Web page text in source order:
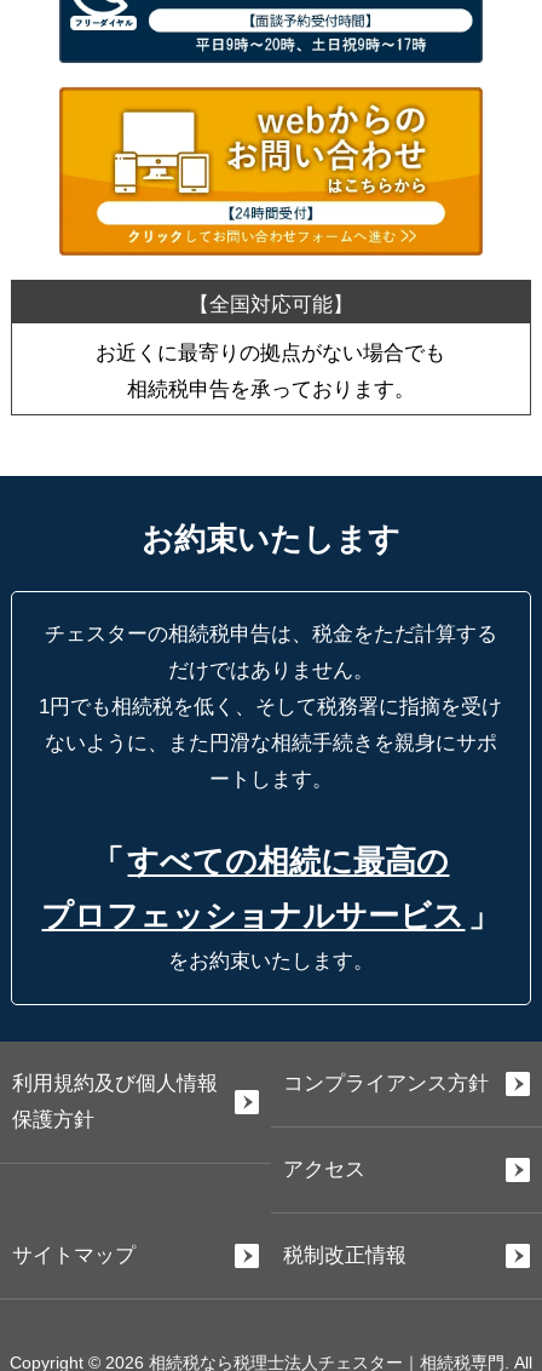
お近くに最寄りの拠点がない場合でも
相続税申告を承っております。
お約束いたします
チェスターの相続税申告は、税金をただ計算する
だけではありません。
1円でも相続税を低く、そして税務署に指摘を受け
ないように、
また円滑な相続手続きを親身にサポ
ートします。
「 すべての相続に最高の
プロフェッショナルサービス 」
をお約束いたします。
利用規約及び個人情報
保護方針
コンプライアンス方針
アクセス
サイトマップ 税制改正情報
Copyright © 2026 相続税なら税理士法人チェスター｜相続税専門. All